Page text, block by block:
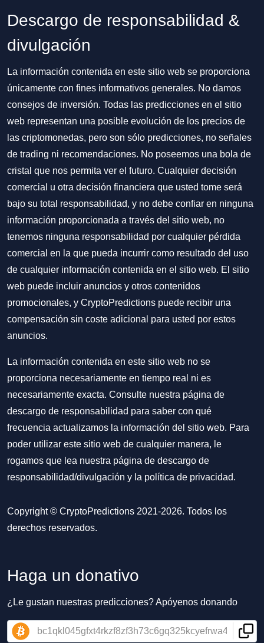
Descargo de responsabilidad &
divulgación
La información contenida en este sitio web se proporciona
únicamente con fines informativos generales. No damos
consejos de inversión. Todas las predicciones en el sitio
web representan una posible evolución de los precios de
las criptomonedas, pero son sólo predicciones, no señales
de trading ni recomendaciones. No poseemos una bola de
cristal que nos permita ver el futuro. Cualquier decisión
comercial u otra decisión financiera que usted tome será
bajo su total responsabilidad, y no debe confiar en ninguna
información proporcionada a través del sitio web, no
tenemos ninguna responsabilidad por cualquier pérdida
comercial en la que pueda incurrir como resultado del uso
de cualquier información contenida en el sitio web. El sitio
web puede incluir anuncios y otros contenidos
promocionales, y CryptoPredictions puede recibir una
compensación sin coste adicional para usted por estos
anuncios.
La información contenida en este sitio web no se
proporciona necesariamente en tiempo real ni es
necesariamente exacta. Consulte nuestra página de
descargo de responsabilidad para saber con qué
frecuencia actualizamos la información del sitio web. Para
poder utilizar este sitio web de cualquier manera, le
rogamos que lea nuestra página de descargo de
responsabilidad/divulgación y la política de privacidad.
Copyright © CryptoPredictions 2021-2026. Todos los
derechos reservados.
Haga un donativo
¿Le gustan nuestras predicciones? Apóyenos donando